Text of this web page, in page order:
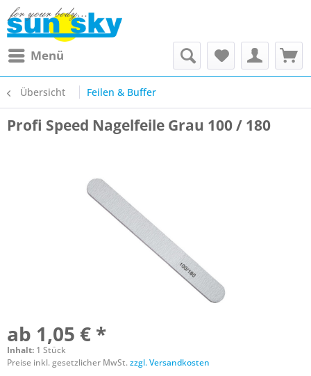
Menü
Übersicht Feilen & Buffer
Profi Speed Nagelfeile Grau 100 / 180
ab 1,05 € *
Inhalt: 1 Stück
Preise inkl. gesetzlicher MwSt.zzgl. Versandkosten